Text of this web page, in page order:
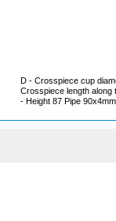
D - Crosspiece cup
Crosspiece length along
- Height 87 Pipe 90x4mm